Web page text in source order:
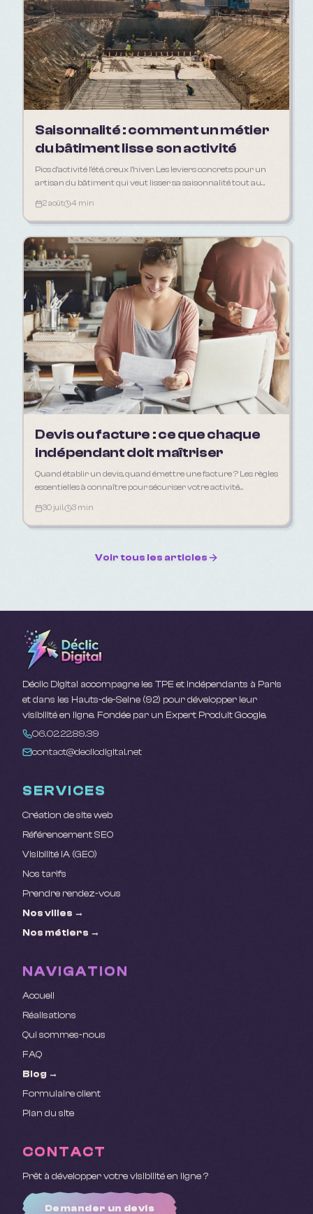
Saisonnalité : comment un métier
du bâtiment lisse son activité
Pics d'activité l'été, creux l'hiver. Les leviers concrets pour un
artisan du bâtiment qui veut lisser sa saisonnalité tout au
2 août 4 min
Devis ou facture : ce que chaque
indépendant doit maîtriser
Quand établir un devis, quand émettre une facture ? Les règles
essentielles à connaître pour sécuriser votre activité
30 juil. 3 min
Voir tous les articles
Déclic Digital accompagne les TPE et indépendants à Paris
et dans les Hauts-de-Seine (92) pour développer leur
visibilité en ligne. Fondée par un Expert Produit Google.
06.02.22.89.39
contact@declicdigital.net
SERVICES
Création de site web
Référencement SEO
Visibilité IA (GEO)
Nos tarifs
Prendre rendez-vous
Nos villes →
Nos métiers →
NAVIGATION
Accueil
Réalisations
Qui sommes-nous
FAQ
Blog →
Formulaire client
Plan du site
CONTACT
Prêt à développer votre visibilité en ligne ?
Demander un devis